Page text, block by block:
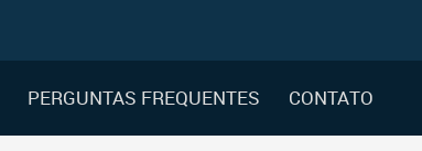
PERGUNTAS FREQUENTES CONTATO